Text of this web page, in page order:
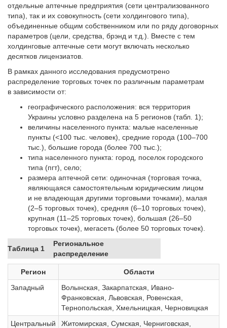
отдельные аптечные предприятия (сети централизованного
типа), так и их совокупность (сети холдингового типа),
объединенные общим собственником или по ряду договорных
параметров (цели, средства, брэнд и т.д.). Вместе с тем
холдинговые аптечные сети могут включать несколько
десятков лицензиатов.
В рамках данного исследования предусмотрено
распределение торговых точек по различным параметрам
в зависимости от:
географического расположения: вся территория
Украины условно разделена на 5 регионов (табл. 1);
величины населенного пункта: малые населенные
пункты (<100 тыс. человек), средние города (100–700
тыс.), большие города (более 700 тыс.);
типа населенного пункта: город, поселок городского
типа (пгт), село;
размера аптечной сети: одиночная (торговая точка,
являющаяся самостоятельным юридическим лицом
и не владеющая другими торговыми точками), малая
(2–5 торговых точек), средняя (6–10 торговых точек),
крупная (11–25 торговых точек), большая (26–50
торговых точек), мегасеть (более 50 торговых точек).
Таблица 1
Региональное
распределение
Регион
Области
Западный
Волынская, Закарпатская, Ивано-
Франковская, Львовская, Ровенская,
Тернопольская, Хмельницкая, Черновицкая
Центральный
Житомирская, Сумская, Черниговская,